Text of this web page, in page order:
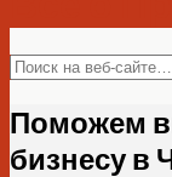
Поможем
бизнесу в